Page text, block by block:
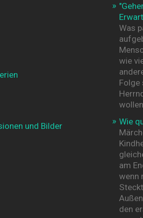
und Bilder
Was
wie
Folge
Wie
am
wenn
den